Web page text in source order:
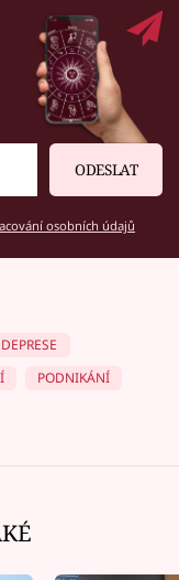
ODESLAT
osobních údajů
DEPRESE
PODNIKÁNÍ